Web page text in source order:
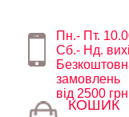
Пн.- Пт.
Сб.- Нд.
замовлень
від 2500
КОШИК